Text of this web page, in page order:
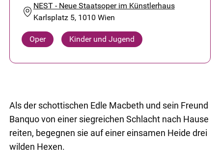
NEST - Neue Staatsoper im Künstlerhaus
Karlsplatz 5, 1010 Wien
Oper Kinder und Jugend
Als der schottischen Edle Macbeth und sein Freund
Banquo von einer siegreichen Schlacht nach Hause
reiten, begegnen sie auf einer einsamen Heide drei
wilden Hexen.